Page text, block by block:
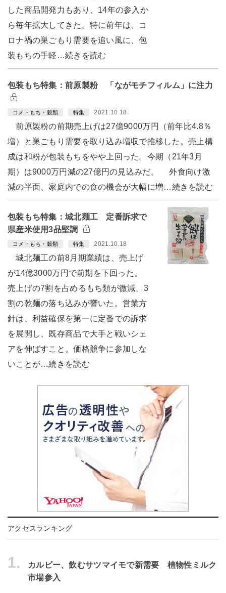
した商品開発力もあり、14年の参入か
ら毎年拡大してきた。特に前年は、コ
ロナ禍の巣ごもり需要を追い風に、包
装もちの手軽…続きを読む
包装もち特集：前原製粉 「ながモチフィルム」に注力
コメ・もち・穀類 特集 2021.10.18
前原製粉の前期売上げは27億9000万円（前年比4.8％
増）と巣ごもり需要を取り込み増収で推移した。売上構
成は和粉が包装もちをやや上回った。今期（21年3月
期）は9000万円減の27億円の見込みだ。 外食向け激
減の半面、家庭内での食の機会が大幅に増…続きを読む
包装もち特集：城北麺工 定番訴求で
県産米使用3品堅調
コメ・もち・穀類 特集 2021.10.18
城北麺工の前8月期業績は、売上げ
が14億3000万円で前期を下回った。
売上げの7割を占めるもち類が微減、3
割の乾麺の落ち込みが響いた。営業方
針は、利益確保を第一に定番での訴求
を展開し、既存商品で大手と戦いシェ
アを伸ばすこと。価格競争に参加しな
いことが…続きを読む
アクセスランキング
1.
カルビー、飲むサツマイモで新需要 植物性ミルク
市場参入